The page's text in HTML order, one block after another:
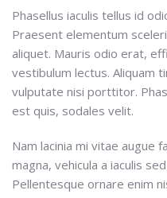
Phasellus iaculis tellus id
Praesent elementum
aliquet. Mauris odio erat,
vestibulum lectus. Aliquam
vulputate nisi porttitor.
est quis, sodales velit.
Nam lacinia mi vitae augue
magna, vehicula a iaculis
Pellentesque ornare enim